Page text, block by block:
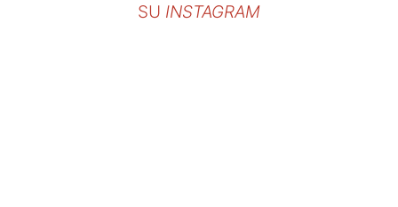
SU INSTAGRAM